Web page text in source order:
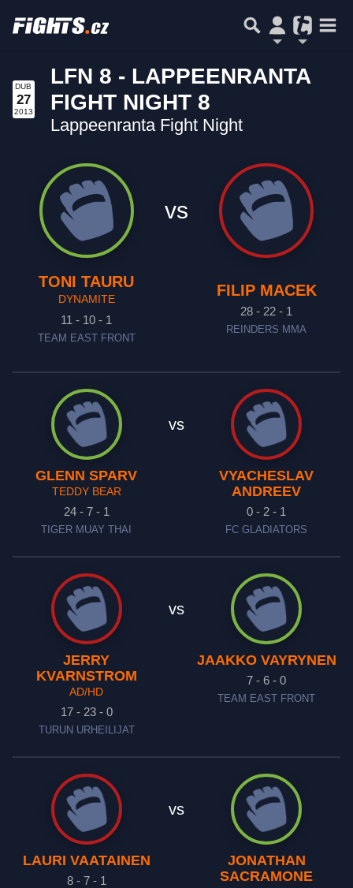
DUB
27
2013
LFN 8 - LAPPEENRANTA
FIGHT NIGHT 8
Lappeenranta Fight Night
TONI TAURU
DYNAMITE
11 - 10 - 1
TEAM EAST FRONT
vs
FILIP MACEK
28 - 22 - 1
REINDERS MMA
GLENN SPARV
TEDDY BEAR
24 - 7 - 1
TIGER MUAY THAI
vs
VYACHESLAV
ANDREEV
0 - 2 - 1
FC GLADIATORS
JERRY
KVARNSTROM
AD/HD
17 - 23 - 0
TURUN URHEILIJAT
vs
JAAKKO VAYRYNEN
7 - 6 - 0
TEAM EAST FRONT
LAURI VAATAINEN
8 - 7 - 1
vs
JONATHAN
SACRAMONE